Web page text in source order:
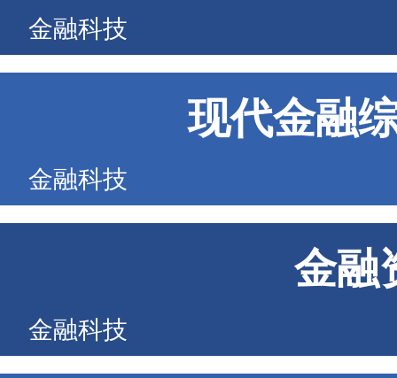
金融科技
现代金融
金融科技
金融
金融科技